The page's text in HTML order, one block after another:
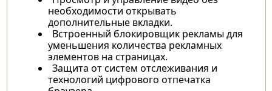
необходимости открывать
дополнительные вкладки.
Встроенный блокировщик рекламы для
уменьшения количества рекламных
элементов на страницах.
Защита от систем отслеживания и
технологий цифрового отпечатка